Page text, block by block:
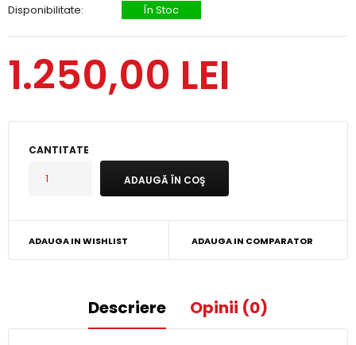
Disponibilitate:
În Stoc
1.250,00 LEI
CANTITATE
ADAUGA IN WISHLIST ADAUGA IN COMPARATOR
Descriere Opinii (0)